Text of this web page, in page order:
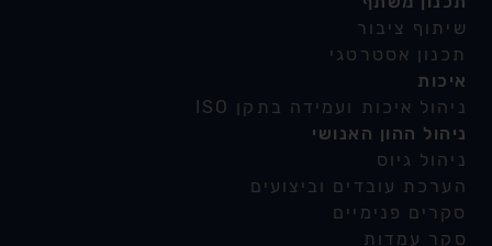
שיתוף ציבור
תכנון אסטרטגי
איכות
ניהול איכות ועמידה בתקן ISO
ניהול ההון האנושי
ניהול גיוס
הערכת עובדים וביצועים
סקרים פנימיים
סקר עמדות